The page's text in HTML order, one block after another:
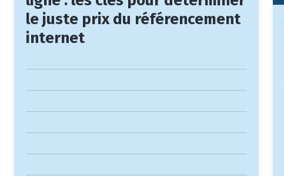
le juste prix du référencement
internet